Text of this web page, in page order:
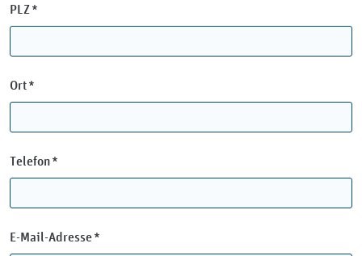
PLZ*
Ort*
Telefon*
E-Mail-Adresse*